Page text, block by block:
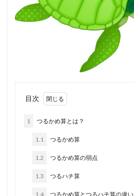
目次
1 つるかめ算とは？
1.1 つるかめ算
1.2 つるかめ算の弱点
1.3 つるハチ算
1.4 つるかめ算とつるハチ算の違い